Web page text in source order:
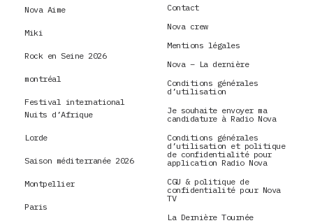
Nova Aime
Miki
Rock en Seine 2026
montréal
Festival international
Nuits d’Afrique
Lorde
Saison méditerranée 2026
Montpellier
Paris
Contact
Nova crew
Mentions légales
Nova – La dernière
Conditions générales
d’utilisation
Je souhaite envoyer ma
candidature à Radio Nova
Conditions générales
d’utilisation et politique
de confidentialité pour
application Radio Nova
CGU & politique de
confidentialité pour Nova
TV
La Dernière Tournée